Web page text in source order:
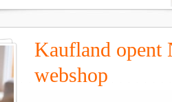
Kaufland opent
webshop